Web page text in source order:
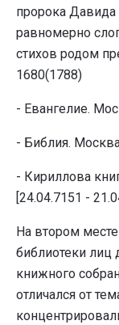
пророка
равномерно
стихов родом
1680(1788)
- Евангелие.
- Библия.
- Кириллова
[24.04.7151 -
На втором
библиотеки лиц
книжного
отличался от